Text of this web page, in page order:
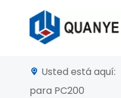
Usted está aquí:
para PC200